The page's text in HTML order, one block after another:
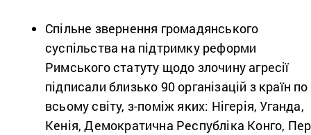
Спільне звернення громадянського
суспільства на підтримку реформи
Римського статуту щодо злочину агресії
підписали близько 90 організацій з країн по
всьому світу, з-поміж яких: Нігерія, Уганда,
Кенія, Демократична Республіка Конго,